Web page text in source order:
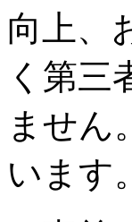
向上、
く第三
ません
います。